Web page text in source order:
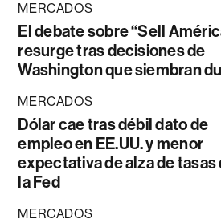
MERCADOS
El debate sobre “Sell
resurge tras decisiones de
Washington que siembran
MERCADOS
Dólar cae tras débil dato de
empleo en EE.UU. y menor
expectativa de alza de tasas
la Fed
MERCADOS